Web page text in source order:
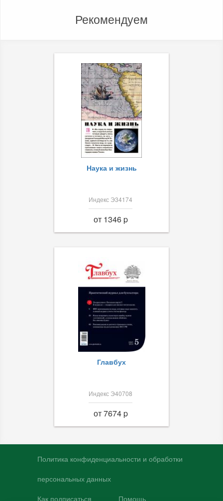
Рекомендуем
Наука и жизнь
Индекс Э34174
от 1346 p
Главбух
Индекс Э40708
от 7674 p
Политика конфиденциальности и обработки
персональных данных
Как подписаться Помощь